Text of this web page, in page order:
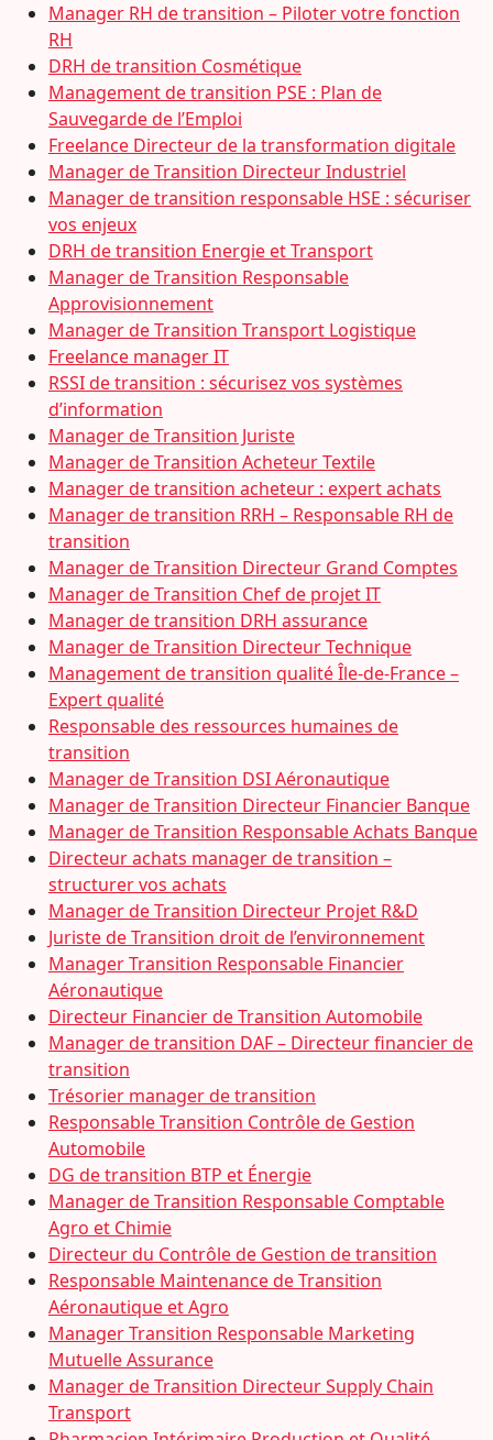
Manager RH de transition – Piloter votre fonction
RH
DRH de transition Cosmétique
Management de transition PSE : Plan de
Sauvegarde de l’Emploi
Freelance Directeur de la transformation digitale
Manager de Transition Directeur Industriel
Manager de transition responsable HSE : sécuriser
vos enjeux
DRH de transition Energie et Transport
Manager de Transition Responsable
Approvisionnement
Manager de Transition Transport Logistique
Freelance manager IT
RSSI de transition : sécurisez vos systèmes
d’information
Manager de Transition Juriste
Manager de Transition Acheteur Textile
Manager de transition acheteur : expert achats
Manager de transition RRH – Responsable RH de
transition
Manager de Transition Directeur Grand Comptes
Manager de Transition Chef de projet IT
Manager de transition DRH assurance
Manager de Transition Directeur Technique
Management de transition qualité Île-de-France –
Expert qualité
Responsable des ressources humaines de
transition
Manager de Transition DSI Aéronautique
Manager de Transition Directeur Financier Banque
Manager de Transition Responsable Achats Banque
Directeur achats manager de transition –
structurer vos achats
Manager de Transition Directeur Projet R&D
Juriste de Transition droit de l’environnement
Manager Transition Responsable Financier
Aéronautique
Directeur Financier de Transition Automobile
Manager de transition DAF – Directeur financier de
transition
Trésorier manager de transition
Responsable Transition Contrôle de Gestion
Automobile
DG de transition BTP et Énergie
Manager de Transition Responsable Comptable
Agro et Chimie
Directeur du Contrôle de Gestion de transition
Responsable Maintenance de Transition
Aéronautique et Agro
Manager Transition Responsable Marketing
Mutuelle Assurance
Manager de Transition Directeur Supply Chain
Transport